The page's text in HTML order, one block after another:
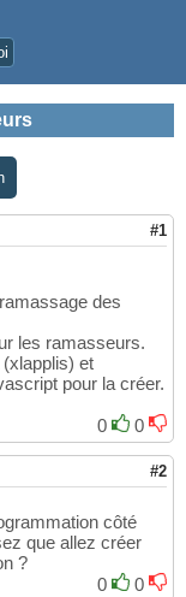
#1
des
les ramasseurs.
et
pour la créer.
0
0
#2
côté
que allez créer
?
0
0